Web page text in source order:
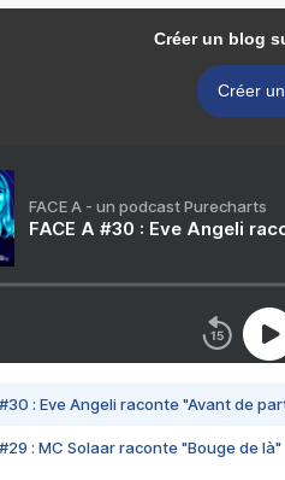
Créer un blog
Créer
FACE A - un podcast Purecharts
FACE A #30 : Eve Angeli
#30 : Eve Angeli raconte "Avant de
#29 : MC Solaar raconte "Bouge de là"